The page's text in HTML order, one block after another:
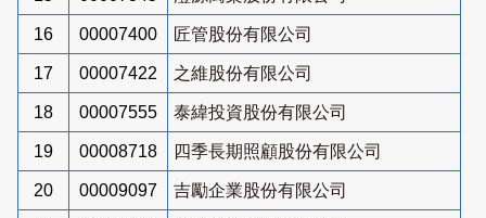
16 00007400 匠管股份有限公司
17 00007422 之維股份有限公司
18 00007555 泰緯投資股份有限公司
19 00008718 四季長期照顧股份有限公司
20 00009097 吉勵企業股份有限公司